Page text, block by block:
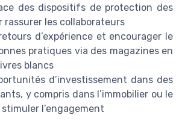
des dispositifs de protection des
rassurer les collaborateurs
d’expérience et encourager le
pratiques via des magazines en
blancs
d’investissement dans des
y compris dans l’immobilier ou le
l’engagement